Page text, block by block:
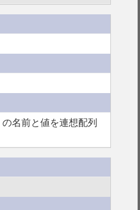
の名前と値を連想配列